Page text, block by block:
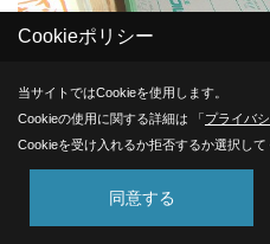
フローリング貼り
フローリングを貼った後は、養
していきます♪
Cookieポリシー
当サイトではCookieを使用します。
Cookieの使用に関する詳細は 「プライバ
Cookieを受け入れるか拒否するか選択して
同意する